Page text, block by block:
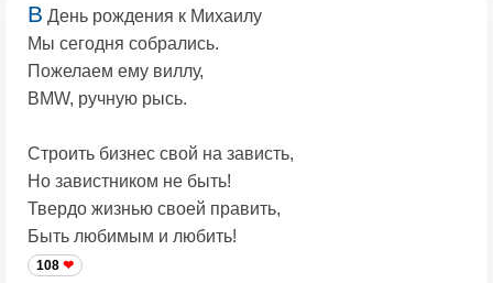
В День рождения к Михаилу
Мы сегодня собрались.
Пожелаем ему виллу,
BMW, ручную рысь.
Строить бизнес свой на зависть,
Но завистником не быть!
Твердо жизнью своей править,
Быть любимым и любить!
108